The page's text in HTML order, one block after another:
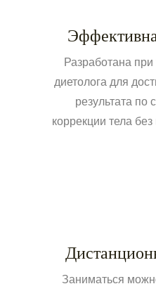
Разработана при
диетолога для
результата по
коррекции тела
Заниматься